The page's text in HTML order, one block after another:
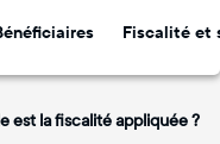
Fiscalité et
est la fiscalité appliquée ?